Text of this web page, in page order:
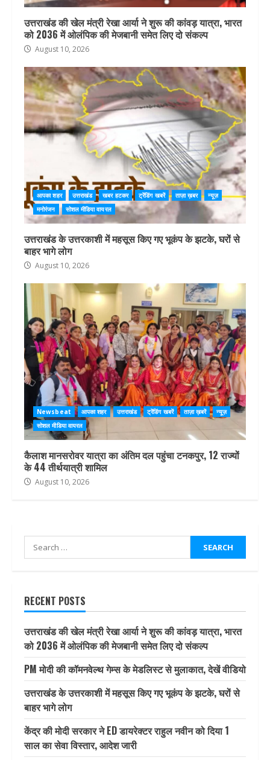
उत्तराखंड की खेल मंत्री रेखा आर्या ने शुरू की कांवड़ यात्रा, भारत
को 2036 में ओलंपिक की मेजबानी समेत लिए दो संकल्प
August 10, 2026
आपका शहर उत्तराखंड खबर हटकर ट्रेंडिंग खबरें ताज़ा ख़बर
न्यूज़
मनोरंजन
सोशल मीडिया वायरल
उत्तराखंड के उत्तरकाशी में महसूस किए गए भूकंप के झटके, घरों से
बाहर भागे लोग
August 10, 2026
Newsbeat आपका शहर उत्तराखंड ट्रेंडिंग खबरें ताज़ा ख़बरें
न्यूज़
सोशल मीडिया वायरल
कैलाश मानसरोवर यात्रा का अंतिम दल पहुंचा टनकपुर, 12 राज्यों
के 44 तीर्थयात्री शामिल
August 10, 2026
Search
for:
RECENT POSTS
उत्तराखंड की खेल मंत्री रेखा आर्या ने शुरू की कांवड़ यात्रा, भारत
को 2036 में ओलंपिक की मेजबानी समेत लिए दो संकल्प
PM मोदी की कॉमनवेल्थ गेम्स के मेडलिस्ट से मुलाकात, देखें वीडियो
उत्तराखंड के उत्तरकाशी में महसूस किए गए भूकंप के झटके, घरों से
बाहर भागे लोग
केंद्र की मोदी सरकार ने ED डायरेक्टर राहुल नवीन को दिया 1
साल का सेवा विस्तार, आदेश जारी